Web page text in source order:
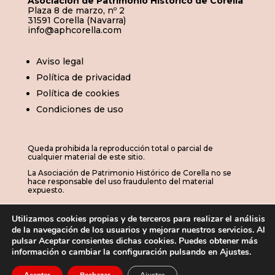
Plaza 8 de marzo, nº 2
31591 Corella (Navarra)
info@aphcorella.com
Aviso legal
Política de privacidad
Política de cookies
Condiciones de uso
Queda prohibida la reproducción total o parcial de
cualquier material de este sitio.
La Asociación de Patrimonio Histórico de Corella no se
hace responsable del uso fraudulento del material
expuesto.
© 2026 | APHC · Asociación de Patrimonio
Histórico de Corella

Utilizamos cookies propias y de terceros para realizar el análisis
de la navegación de los usuarios y mejorar nuestros servicios. Al
pulsar Aceptar consientes dichas cookies. Puedes obtener más
información o cambiar la configuración pulsando en Ajustes.